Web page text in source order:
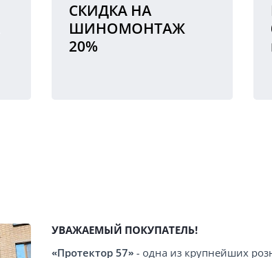
СКИДКА НА
ШИНОМОНТАЖ
20%
УВАЖАЕМЫЙ ПОКУПАТЕЛЬ!
«Протектор 57» - одна из крупнейших